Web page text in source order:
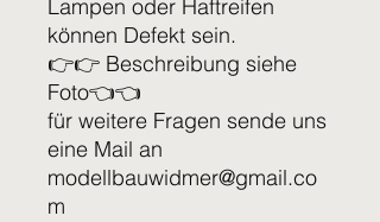
Lampen oder Haftreifen
können Defekt sein.
👉👉 Beschreibung siehe
Foto👈👈
für weitere Fragen sende uns
eine Mail an
modellbauwidmer@gmail.co
m